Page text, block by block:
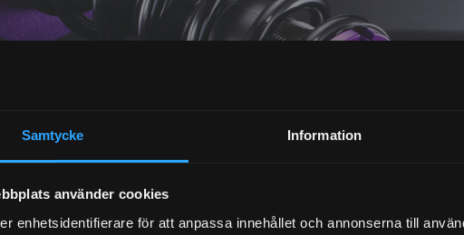
Samtycke Information
använder cookies
enhetsidentifierare för att anpassa innehållet och annonserna till
Dina personuppgifter behandlas i enlighet med vår